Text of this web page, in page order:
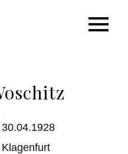
30.04.1928
Klagenfurt
Liste